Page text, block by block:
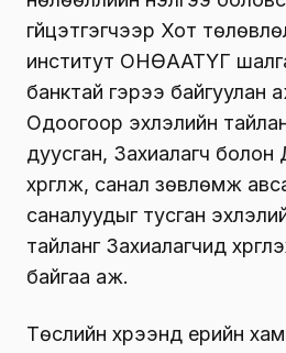
гүйцэтгэгчээр Хот
институт ОНӨААТҮГ
банктай гэрээ байгуулан
Одоогоор эхлэлийн
дуусган, Захиалагч
хүргүүлж, санал зөвлөмж
саналуудыг тусган
тайланг Захиалагчид
байгаа аж.
Төслийн хүрээнд үерийн